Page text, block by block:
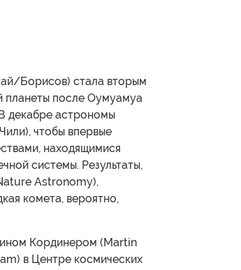
Борисов) стала вторым
планеты после Оумуамуа
декабре астрономы
чтобы впервые
находящимися
системы. Результаты,
Astronomy),
комета, вероятно,
Кординером (Martin
в Центре космических